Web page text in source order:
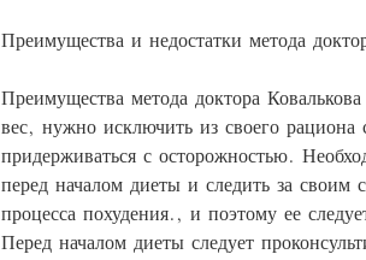
Преимущества и недостатки метода
Преимущества метода доктора
вес, нужно исключить из своего рациона
придерживаться с осторожностью.
перед началом диеты и следить за своим
процесса похудения., и поэтому ее
Перед началом диеты следует